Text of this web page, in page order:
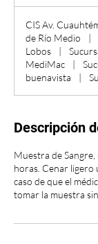
m
i
CIS Av.
de Río Medio
|
Lobos
|
MediMac
|
buenavista
|
Descripción
Muestra de
horas. Cenar ligero
caso de que el
tomar la muestra